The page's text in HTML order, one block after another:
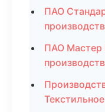
ПАО
ПАО